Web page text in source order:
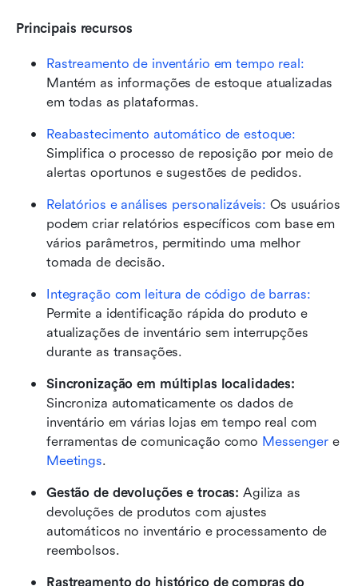
Principais recursos
Rastreamento de inventário em tempo real:
Mantém as informações de estoque atualizadas
em todas as plataformas.
Reabastecimento automático de estoque:
Simplifica o processo de reposição por meio de
alertas oportunos e sugestões de pedidos.
Relatórios e análises personalizáveis: Os usuários
podem criar relatórios específicos com base em
vários parâmetros, permitindo uma melhor
tomada de decisão.
Permite a identificação rápida do produto e
atualizações de inventário sem interrupções
durante as transações.
Sincroniza automaticamente os dados de
inventário em várias lojas em tempo real com
ferramentas de comunicação como Messenger
e
Meetings.
Gestão de devoluções e trocas: Agiliza as
devoluções de produtos com ajustes
automáticos no inventário e processamento de
reembolsos.
Rastreamento do histórico de compras do